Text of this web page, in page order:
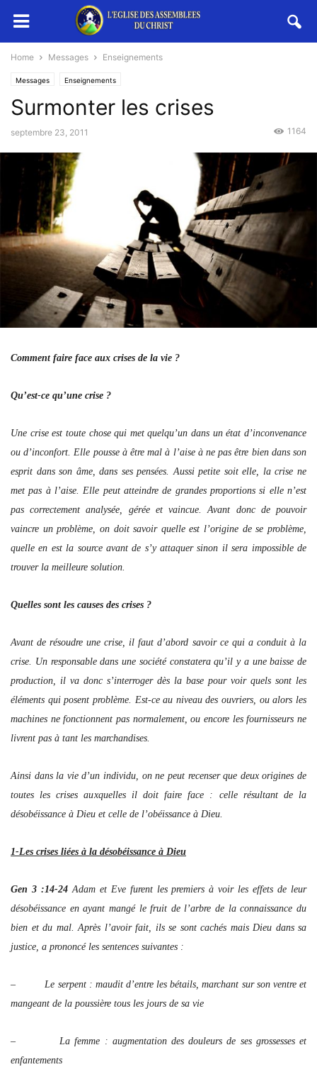
Home Messages Enseignements
Messages Enseignements
Surmonter les crises
septembre 23, 2011 1164
Comment faire face aux crises de la vie ?
Qu’est-ce qu’une crise ?
Une crise est toute chose qui met quelqu’un dans un état d’inconvenance
ou d’inconfort. Elle pousse à être mal à l’aise à ne pas être bien dans son
esprit dans son âme, dans ses pensées. Aussi petite soit elle, la crise ne
met pas à l’aise. Elle peut atteindre de grandes proportions si elle n’est
pas correctement analysée, gérée et vaincue. Avant donc de pouvoir
vaincre un problème, on doit savoir quelle est l’origine de se problème,
quelle en est la source avant de s’y attaquer sinon il sera impossible de
trouver la meilleure solution.
Quelles sont les causes des crises ?
Avant de résoudre une crise, il faut d’abord savoir ce qui a conduit à la
crise. Un responsable dans une société constatera qu’il y a une baisse de
production, il va donc s’interroger dès la base pour voir quels sont les
éléments qui posent problème. Est-ce au niveau des ouvriers, ou alors les
machines ne fonctionnent pas normalement, ou encore les fournisseurs ne
livrent pas à tant les marchandises.
Ainsi dans la vie d’un individu, on ne peut recenser que deux origines de
toutes les crises auxquelles il doit faire face : celle résultant de la
désobéissance à Dieu et celle de l’obéissance à Dieu.
1-Les crises liées à la désobéissance à Dieu
Gen 3 :14-24Adam et Eve furent les premiers à voir les effets de leur
désobéissance en ayant mangé le fruit de l’arbre de la connaissance du
bien et du mal. Après l’avoir fait, ils se sont cachés mais Dieu dans sa
justice, a prononcé les sentences suivantes :
– Le serpent : maudit d’entre les bétails, marchant sur son ventre et
mangeant de la poussière tous les jours de sa vie
– La femme : augmentation des douleurs de ses grossesses et
enfantements